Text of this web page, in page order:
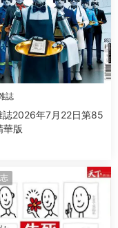
誌
誌2026年7月22日第85
華版